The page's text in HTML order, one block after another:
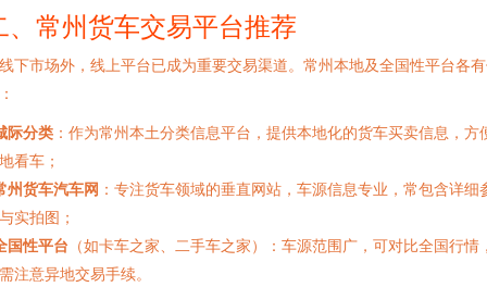
、常州货车交易平台推荐
下市场外，线上平台已成为重要交易渠道。常州本地及全国性平台各
际分类 ：作为常州本土分类信息平台，提供本地化的货车买卖信息，方
看车；
州货车汽车网 ：专注货车领域的垂直网站，车源信息专业，常包含详细
实拍图；
国性平台 （如卡车之家、二手车之家）：车源范围广，可对比全国行情
注意异地交易手续。